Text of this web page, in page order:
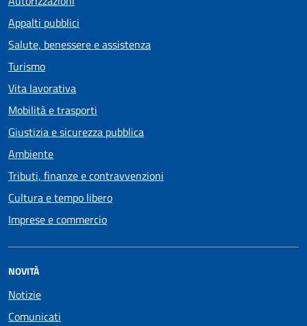
Appalti pubblici
Salute, benessere e assistenza
Turismo
Vita lavorativa
Mobilità e trasporti
Giustizia e sicurezza pubblica
Ambiente
Tributi, finanze e contravvenzioni
Cultura e tempo libero
Imprese e commercio
NOVITÀ
Notizie
Comunicati